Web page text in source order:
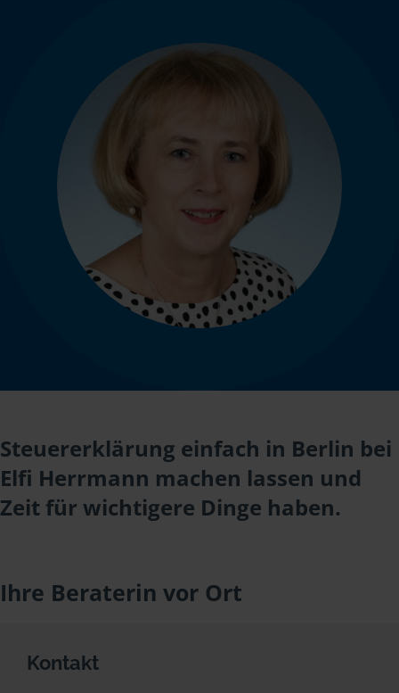
Steuererklärung einfach in Berlin bei
Elfi Herrmann machen lassen und
Zeit für wichtigere Dinge haben.
Ihre Beraterin vor Ort
Kontakt